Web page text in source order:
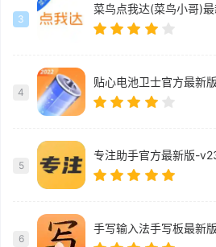
3
4
贴心电池卫士官方最新
5
专注助手官方最新版-
6
手写输入法手写板最新